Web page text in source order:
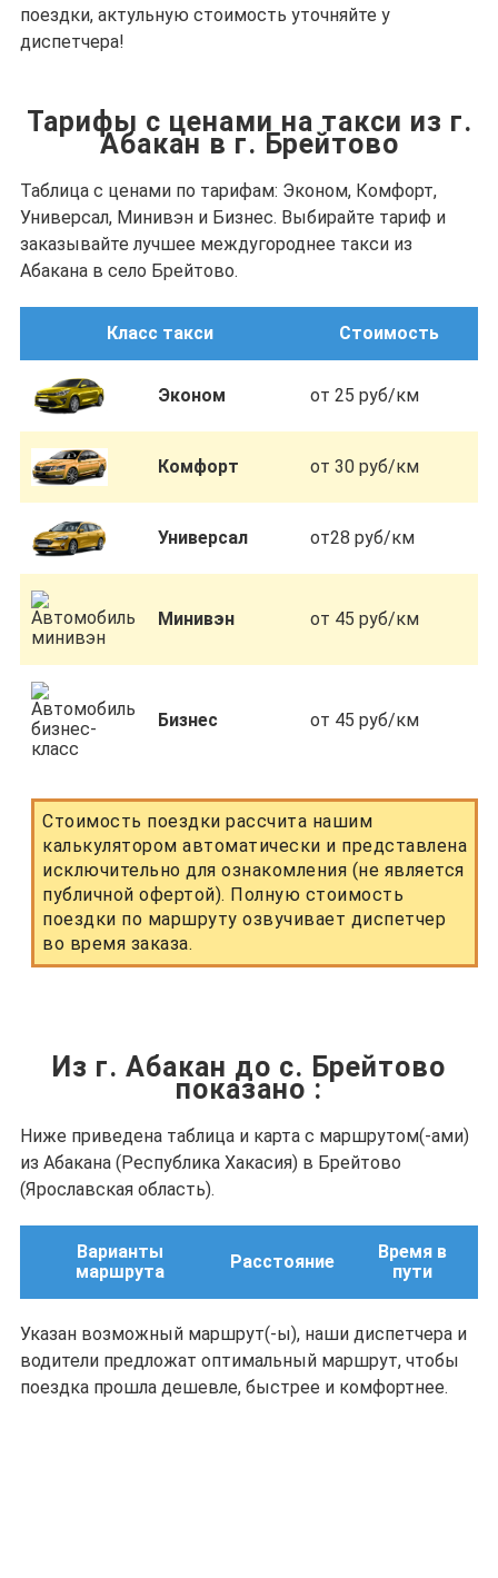
поездки, актульную стоимость уточняйте у
диспетчера!
Тарифы с ценами на такси из г.
Абакан в г. Брейтово
Таблица с ценами по тарифам: Эконом, Комфорт,
Универсал, Минивэн и Бизнес. Выбирайте тариф и
заказывайте лучшее междугороднее такси из
Абакана в село Брейтово.
Класс такси Стоимость
Эконом от 25 руб/км
Комфорт от 30 руб/км
Универсал от28 руб/км
Минивэн от 45 руб/км
Бизнес от 45 руб/км
Стоимость поездки рассчита нашим
калькулятором автоматически и представлена
исключительно для ознакомления (не является
публичной офертой). Полную стоимость
поездки по маршруту озвучивает диспетчер
во время заказа.
Из г. Абакан до с. Брейтово
показано :
Ниже приведена таблица и карта с маршрутом(-ами)
из Абакана (Республика Хакасия) в Брейтово
(Ярославская область).
Варианты
маршрута
Расстояние
Время в
пути
Указан возможный маршрут(-ы), наши диспетчера и
водители предложат оптимальный маршрут, чтобы
поездка прошла дешевле, быстрее и комфортнее.